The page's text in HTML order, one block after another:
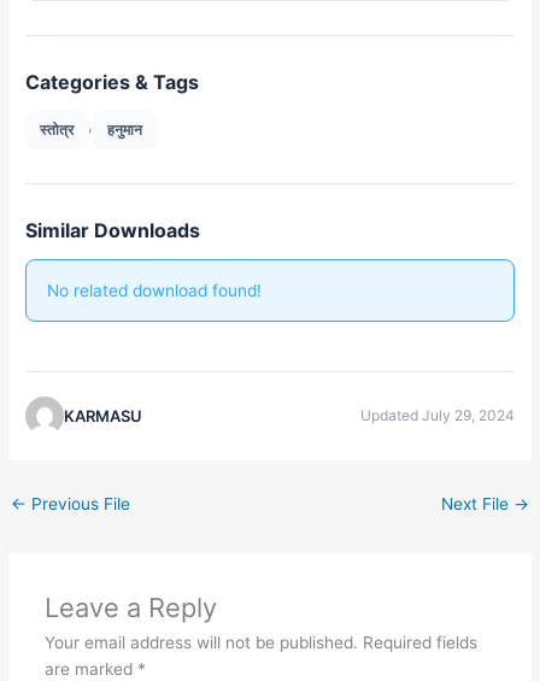
Categories & Tags
स्तोत्र , हनुमान
Similar Downloads
No related download found!
KARMASU Updated July 29, 2024
← Previous File Next File →
Leave a Reply
Your email address will not be published. Required fields
are marked *